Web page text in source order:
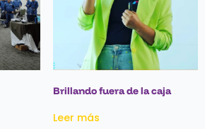
Brillando fuera de la caja
Leer más